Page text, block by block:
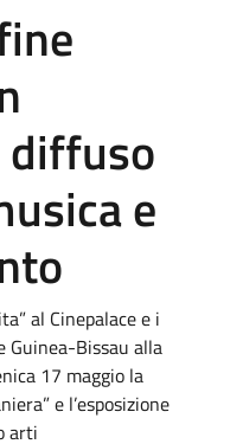
diffuso
e
al Cinepalace e i
Guinea-Bissau alla
17 maggio la
e l’esposizione
arti